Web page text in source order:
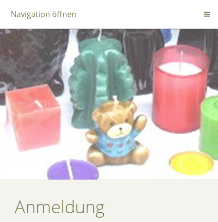
Navigation öffnen
Anmeldung